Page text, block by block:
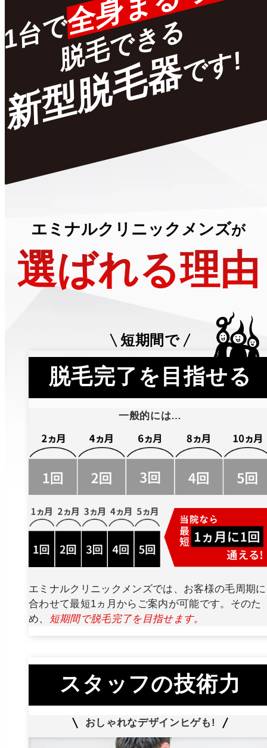
1台で脱毛できる
新型脱毛器です!
エミナルクリニックメンズが
選ばれる理由
短期間で
脱毛完了を目指せる
一般的には…
エミナルクリニックメンズでは、お客様の毛周期に
合わせて最短1ヵ月からご案内が可能です。そのた
め、
短期間で脱毛完了を目指せます。
スタッフの技術力
おしゃれなデザインヒゲも!